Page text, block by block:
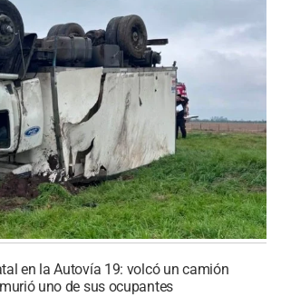
en la Autovía 19: volcó un camión
uno de sus ocupantes